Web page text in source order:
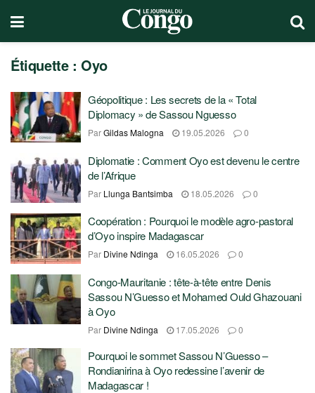
Étiquette :Oyo
Géopolitique : Les secrets de la « Total
Diplomacy » de Sassou Nguesso
ParGildas Malogna 19.05.2026 0
Diplomatie : Comment Oyo est devenu le centre
de l’Afrique
Par Llunga Bantsimba 18.05.2026 0
Coopération : Pourquoi le modèle agro-pastoral
d’Oyo inspire Madagascar
Par Divine Ndinga 16.05.2026 0
Congo-Mauritanie : tête-à-tête entre Denis
Sassou N’Guesso et Mohamed Ould Ghazouani
à Oyo
Par Divine Ndinga 17.05.2026 0
Pourquoi le sommet Sassou N’Guesso –
Rondianirina à Oyo redessine l’avenir de
Madagascar !